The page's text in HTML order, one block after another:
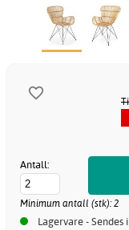
Antall:
Minimum antall (stk): 2
Lagervare -